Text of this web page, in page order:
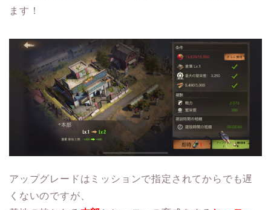
ます！
アップグレードはミッションで指定されてからでも遅
くないのですが、